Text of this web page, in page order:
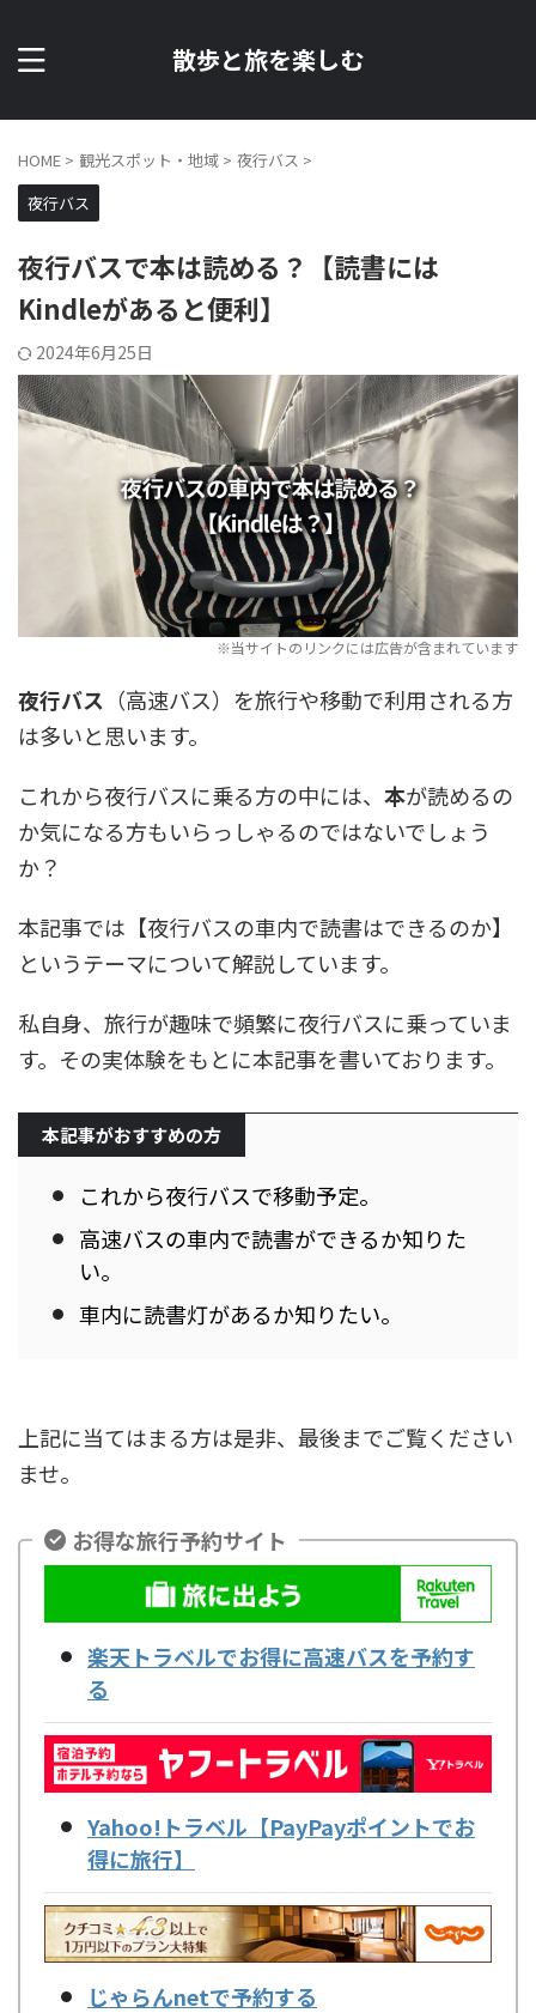
散歩と旅を楽しむ
HOME > 観光スポット・地域 > 夜行バス >
夜行バス
夜行バスで本は読める？【読書には
Kindleがあると便利】
2024年6月25日
夜行バス （高速バス）を旅行や移動で利用される方
は多いと思います。
これから夜行バスに乗る方の中には、 本が読めるの
か気になる方もいらっしゃるのではないでしょう
か？
本記事では【夜行バスの車内で読書はできるのか】
というテーマについて解説しています。
私自身、旅行が趣味で頻繁に夜行バスに乗っていま
す。その実体験をもとに本記事を書いております。
本記事がおすすめの方
これから夜行バスで移動予定。
高速バスの車内で読書ができるか知りた
い。
車内に読書灯があるか知りたい。
上記に当てはまる方は是非、最後までご覧ください
ませ。
お得な旅行予約サイト
楽天トラベルでお得に高速バスを予約す
る
Yahoo!トラベル【PayPayポイントでお
得に旅行】
じゃらんnetで予約する